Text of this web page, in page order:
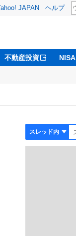
JAPAN ヘルプ
不動産投資 NISA